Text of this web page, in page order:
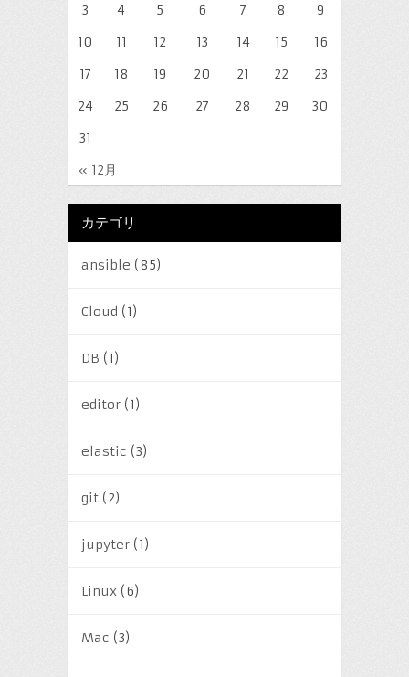
« 12月
3 4 5 6 7 8
9
10
11 12 13 14 15
16
17
18 19 20 21 22
23
24
25 26 27 28 29
30
31
カテゴリ
ansible (85)
Cloud (1)
DB (1)
editor(1)
elastic (3)
git(2)
jupyter(1)
Linux(6)
Mac (3)